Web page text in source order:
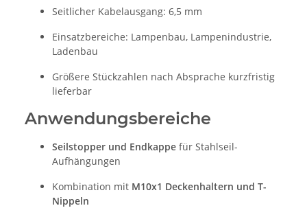
Seitlicher Kabelausgang: 6,5 mm
Einsatzbereiche: Lampenbau, Lampenindustrie,
Ladenbau
Größere Stückzahlen nach Absprache kurzfristig
lieferbar
Anwendungsbereiche
Seilstopper und Endkappe für Stahlseil-
Aufhängungen
Kombination mit M10x1 Deckenhaltern und T-
Nippeln